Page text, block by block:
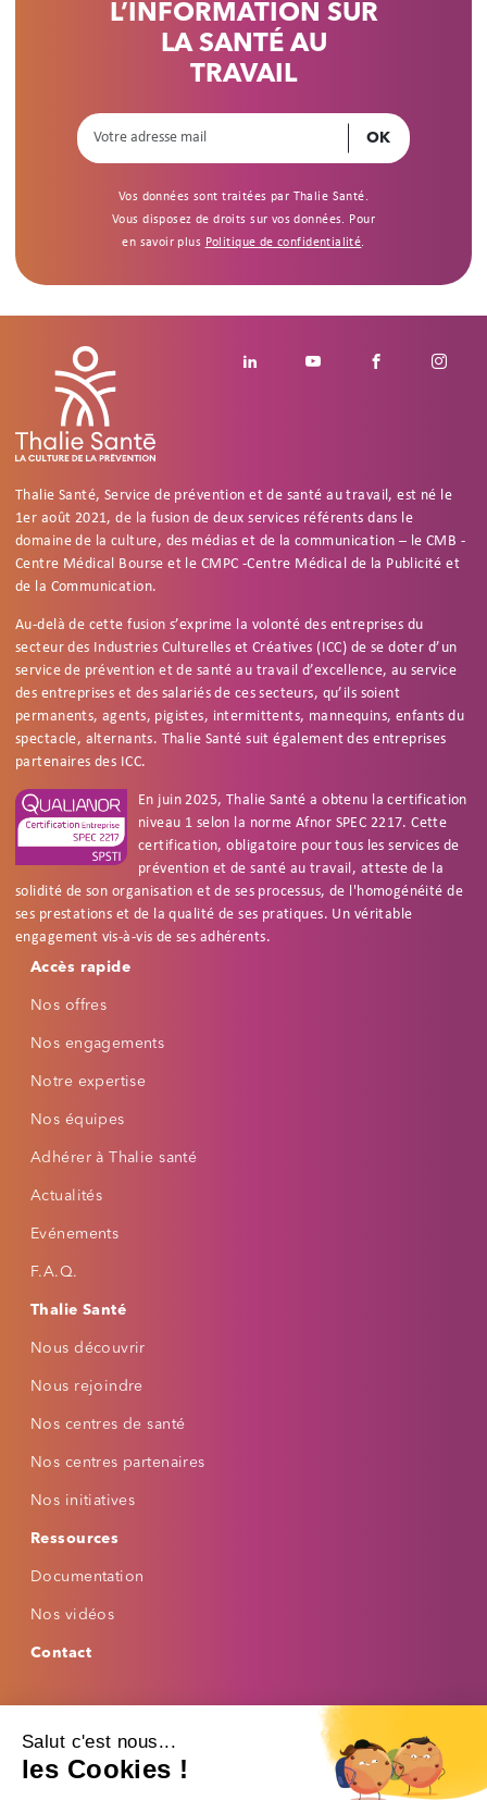
L’INFORMATION SUR
LA SANTÉ AU
TRAVAIL
Vos données sont traitées par Thalie Santé.
Vous disposez de droits sur vos données. Pour
en savoir plus Politique de confidentialité.
Footer social
Linkedin Youtube Facebook
Thalie Santé, Service de prévention et de santé au travail, est né le
1er août 2021, de la fusion de deux services référents dans le
domaine de la culture, des médias et de la communication – le CMB -
Centre Médical Bourse et le CMPC -Centre Médical de la Publicité et
de la Communication.
Au-delà de cette fusion s’exprime la volonté des entreprises du
secteur des Industries Culturelles et Créatives (ICC) de se doter d’un
service de prévention et de santé au travail d’excellence, au service
des entreprises et des salariés de ces secteurs, qu’ils soient
permanents, agents, pigistes, intermittents, mannequins, enfants du
spectacle, alternants. Thalie Santé suit également des entreprises
partenaires des ICC.
En juin 2025, Thalie Santé a obtenu la certification
niveau 1 selon la norme Afnor SPEC 2217. Cette
certification, obligatoire pour tous les services de
prévention et de santé au travail, atteste de la
solidité de son organisation et de ses processus, de l'homogénéité de
ses prestations et de la qualité de ses pratiques. Un véritable
engagement vis-à-vis de ses adhérents.
Footer
Accès rapide
Nos offres
Nos engagements
Notre expertise
Nos équipes
Adhérer à Thalie santé
Actualités
Evénements
F.A.Q.
Thalie Santé
Nous découvrir
Nous rejoindre
Nos centres de santé
Nos centres partenaires
Nos initiatives
Ressources
Documentation
Nos vidéos
Contact
Footer bas Politique de confidentialité
Politique de cookies
Accessibilité
PROFILS RAPIDES
🌙
Épilepsie Basse vision
POLICE
Taille du texte
−
Famille de police
Casse du texte
AIDE À LA LECTURE
Interligne
Espacement des mots
Lire la sélection
AUTRES OPTIONS
Salut c'est nous...
les Cookies !